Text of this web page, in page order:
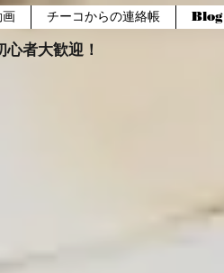
画 チーコからの連絡帳 Blog
者大歓迎！